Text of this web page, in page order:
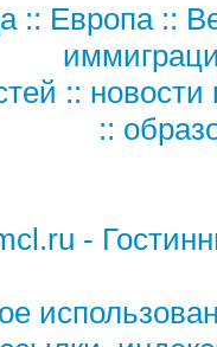
:: Европа::
:: новости
::
-